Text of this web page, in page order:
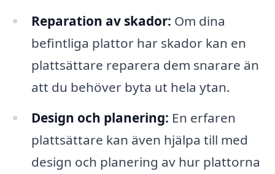
Reparation av skador: Om dina
befintliga plattor har skador kan en
plattsättare reparera dem snarare än
att du behöver byta ut hela ytan.
Design och planering: En erfaren
plattsättare kan även hjälpa till med
design och planering av hur plattorna